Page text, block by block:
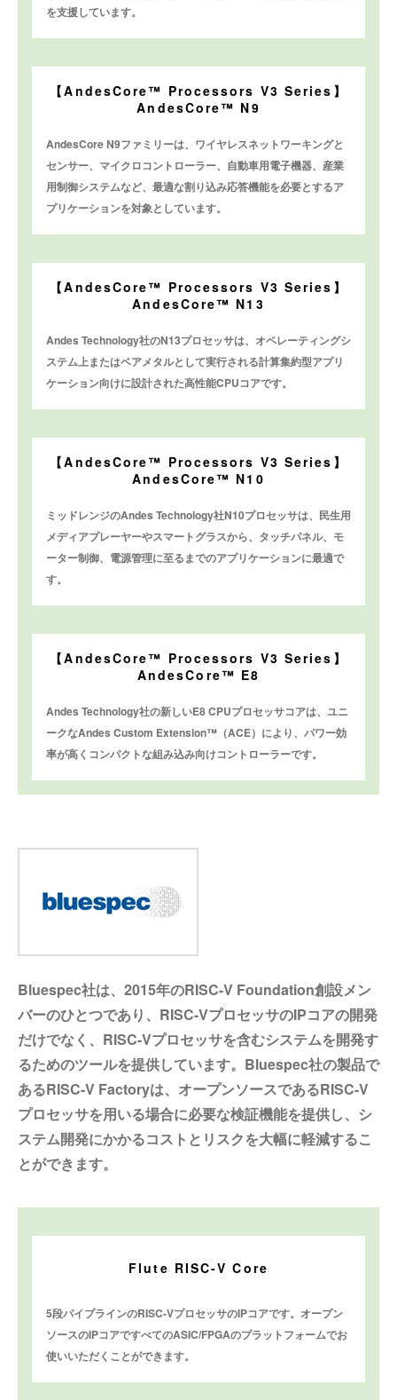
を支援しています。
【AndesCore™ Processors V3 Series】
AndesCore™ N9
AndesCore N9ファミリーは、ワイヤレスネットワーキングと
センサー、マイクロコントローラー、自動車用電子機器、産業
用制御システムなど、最適な割り込み応答機能を必要とするア
プリケーションを対象としています。
【AndesCore™ Processors V3 Series】
AndesCore™ N13
Andes Technology社のN13プロセッサは、オペレーティングシ
ステム上またはベアメタルとして実行される計算集約型アプリ
ケーション向けに設計された高性能CPUコアです。
【AndesCore™ Processors V3 Series】
AndesCore™ N10
ミッドレンジのAndes Technology社N10プロセッサは、民生用
メディアプレーヤーやスマートグラスから、タッチパネル、モ
ーター制御、電源管理に至るまでのアプリケーションに最適で
す。
【AndesCore™ Processors V3 Series】
AndesCore™ E8
Andes Technology社の新しいE8 CPUプロセッサコアは、ユニ
ークなAndes Custom Extension™（ACE）により、パワー効
率が高くコンパクトな組み込み向けコントローラーです。
Bluespec社は、2015年のRISC-V Foundation創設メン
バーのひとつであり、RISC-VプロセッサのIPコアの開発
だけでなく、RISC-Vプロセッサを含むシステムを開発す
るためのツールを提供しています。Bluespec社の製品で
あるRISC-V Factoryは、オープンソースであるRISC-V
プロセッサを用いる場合に必要な検証機能を提供し、シ
ステム開発にかかるコストとリスクを大幅に軽減するこ
とができます。
Flute RISC-V Core
5段パイプラインのRISC-VプロセッサのIPコアです。オープン
ソースのIPコアですべてのASIC/FPGAのプラットフォームでお
使いいただくことができます。